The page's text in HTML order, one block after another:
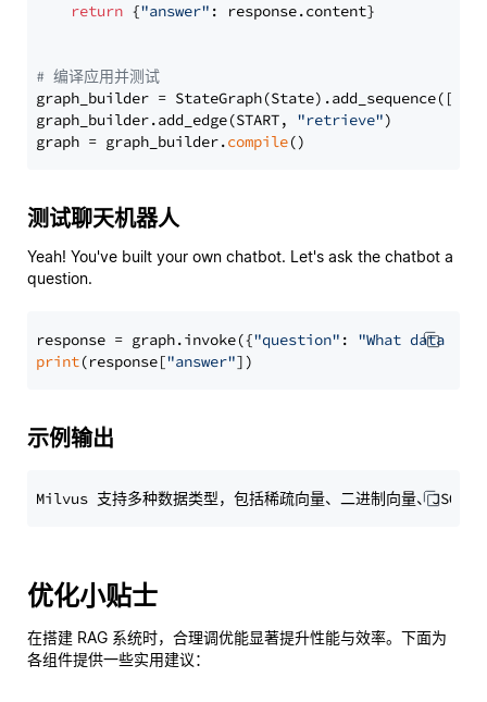
return {"answer" : response.content}
# 编译应用并测试
graph_builder =
graph_builder.add_edge(START, "retrieve")
graph = graph_builder.compile
测试聊天机器人
Yeah! You've built your own chatbot. Let's ask the chatbot a
question.
response = graph.invoke({"question" : "What data
print(response["answer"
示例输出
优化小贴士
在搭建 RAG 系统时，合理调优能显著提升性能与效率。下面为
各组件提供一些实用建议：